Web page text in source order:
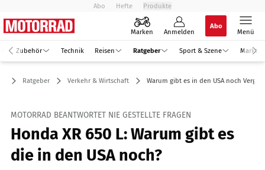
Abo Hefte Produkte
Marken Anmelden
Abo
Menü
Zubehör Technik Reisen Ratgeber Sport & Szene Markt
Ratgeber Verkehr & Wirtschaft Warum gibt es in den USA noch
MOTORRAD BEANTWORTET NIE GESTELLTE FRAGEN
Honda XR 650 L: Warum gibt es
die in den USA noch?